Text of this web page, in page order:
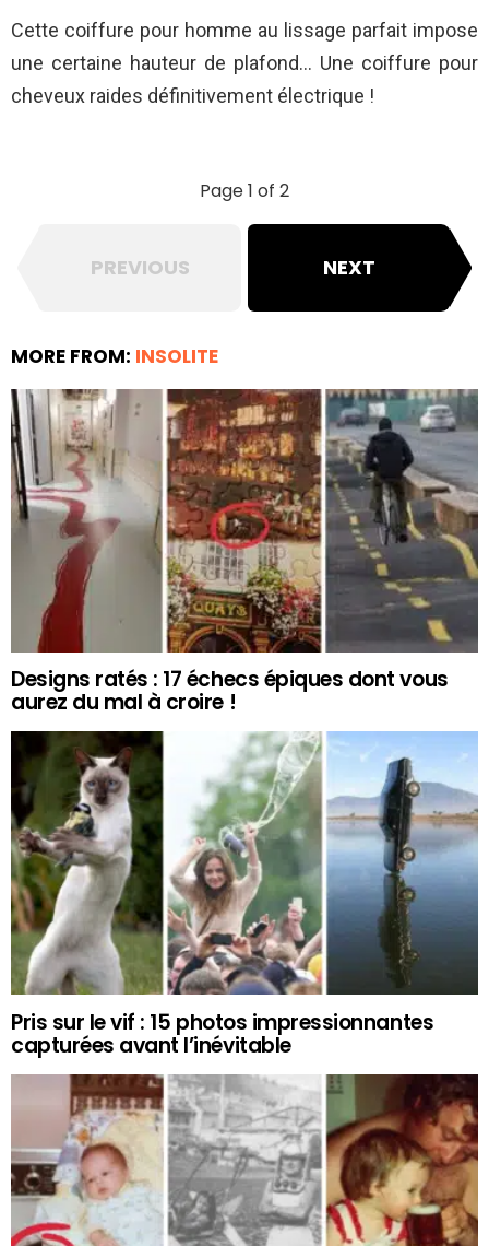
Cette coiffure pour homme au lissage parfait impose
une certaine hauteur de plafond… Une coiffure pour
cheveux raides définitivement électrique !
Page 1 of 2
PREVIOUS NEXT
MORE FROM: INSOLITE
Designs ratés : 17 échecs épiques dont vous
aurez du mal à croire !
Pris sur le vif : 15 photos impressionnantes
capturées avant l’inévitable